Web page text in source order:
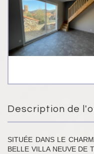
Description de
SITUÉE DANS LE
BELLE VILLA NEUVE DE